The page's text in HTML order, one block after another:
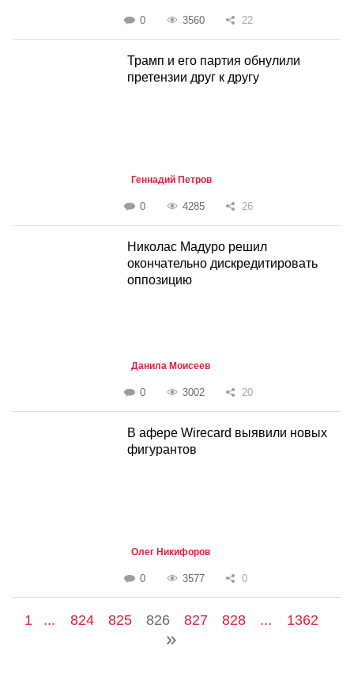
0 3560 22
Трамп и его партия обнулили
претензии друг к другу
Геннадий Петров
0 4285 26
Николас Мадуро решил
окончательно дискредитировать
оппозицию
Данила Моисеев
0 3002 20
В афере Wirecard выявили новых
фигурантов
Олег Никифоров
0 3577 0
1 ... 824 825 826 827 828 ... 1362